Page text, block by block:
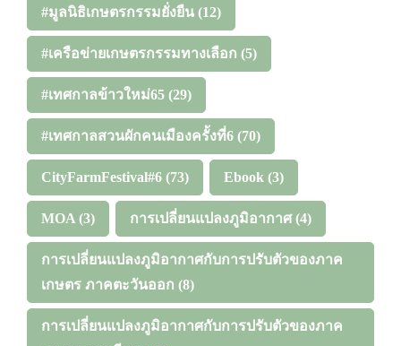
#มูลนิธิเกษตรกรรมยั่งยืน (12)
#เครือข่ายเกษตรกรรมทางเลือก (5)
#เทศกาลข้าวใหม่65 (29)
#เทศกาลสวนผักคนเมืองครั้งที่6 (70)
CityFarmFestival#6 (73) Ebook (3)
MOA(3) การเปลี่ยนแปลงภูมิอากาศ(4)
การเปลี่ยนแปลงภูมิอากาศกับการปรับตัวของภาค
เกษตร ภาคตะวันออก (8)
การเปลี่ยนแปลงภูมิอากาศกับการปรับตัวของภาค